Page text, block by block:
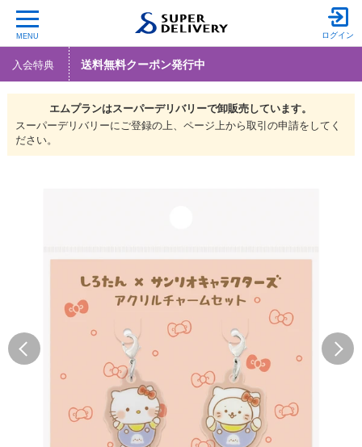
MENU ログイン
入会特典 送料無料クーポン発行中
エムプランはスーパーデリバリーで卸販売しています。
スーパーデリバリーにご登録の上、ページ上から取引の申請をしてく
ださい。